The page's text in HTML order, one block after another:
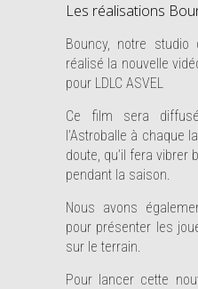
Les réalisations
Bouncy, notre
réalisé la nouvelle
pour LDLC ASVEL
Ce film sera
l’Astroballe à chaque
doute, qu’il fera vibrer
pendant la saison.
Nous avons
pour présenter les
sur le terrain.
Pour lancer cette